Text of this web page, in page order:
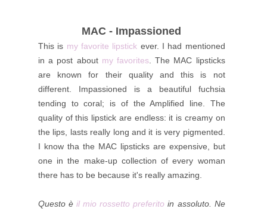
MAC - Impassioned
This is my favorite lipstick ever. I had mentioned
in a post about my favorites . The MAC lipsticks
are known for their quality and this is not
different. Impassioned is a beautiful fuchsia
tending to coral; is of the Amplified line. The
quality of this lipstick are endless: it is creamy on
the lips, lasts really long and it is very pigmented.
I know tha the MAC lipsticks are expensive, but
one in the make-up collection of every woman
there has to be because it's really amazing.
Questo èil mio rossetto preferito in assoluto. Ne